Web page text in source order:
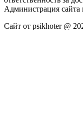
Администрация сайта
Сайт от psikhoter @